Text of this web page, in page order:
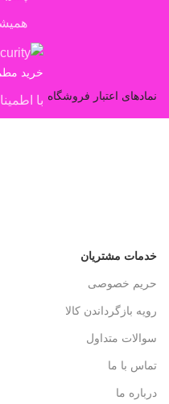
خرید
با نمادهای اعتبار فروشگاه
خدمات مشتریان
حریم خصوصی
رویه بازگرداندن کالا
سوالات متداول
تماس با ما
درباره ما